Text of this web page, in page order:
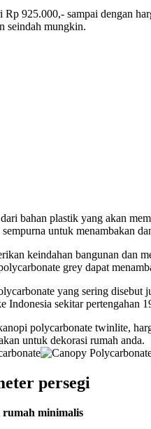
925.000,- sampai dengan
seindah mungkin.
bahan plastik yang akan
untuk menambakan
keindahan bangunan dan
grey dapat
yang sering
Indonesia sekitar pertengahan
polycarbonate twinlite,
untuk dekorasi rumah anda.
persegi
rumah minimalis